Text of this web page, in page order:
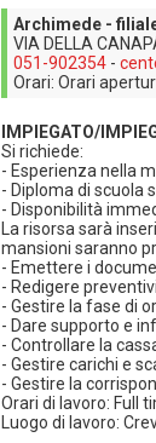
Archimede -
VIA DELLA
051-902354 -
Orari: Orari
IMPIEGATO/
Si richiede:
- Esperienza nella
- Diploma di scuola
- Disponibilità
La risorsa sarà
mansioni saranno
- Emettere i
- Redigere
- Gestire la fase di
- Dare supporto e
- Controllare la
- Gestire carichi e
- Gestire la
Orari di lavoro: Full
Luogo di lavoro: